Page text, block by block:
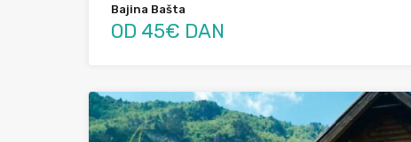
Bajina Bašta
OD 45€ DAN